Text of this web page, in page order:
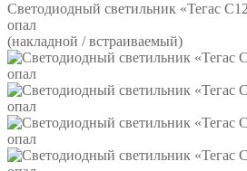
Светодиодный светильник «Тегас
опал
(накладной / встраиваемый)